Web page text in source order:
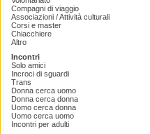
Compagni di viaggio
Associazioni / Attività culturali
Corsi e master
Chiacchiere
Altro
Incontri
Solo amici
Incroci di sguardi
Trans
Donna cerca uomo
Donna cerca donna
Uomo cerca donna
Uomo cerca uomo
Incontri per adulti